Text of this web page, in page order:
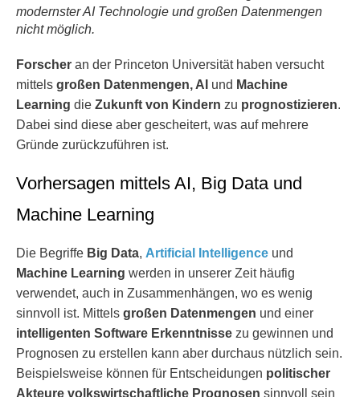
modernster AI Technologie und großen Datenmengen
nicht möglich.
Forscher an der Princeton Universität haben versucht
mittels großen Datenmengen, AI und Machine
Learning die Zukunft von Kindern zu prognostizieren.
Dabei sind diese aber gescheitert, was auf mehrere
Gründe zurückzuführen ist.
Vorhersagen mittels AI, Big Data und
Machine Learning
Die Begriffe Big Data, Artificial Intelligence und
Machine Learning werden in unserer Zeit häufig
verwendet, auch in Zusammenhängen, wo es wenig
sinnvoll ist. Mittels großen Datenmengen und einer
intelligenten Software Erkenntnisse zu gewinnen und
Prognosen zu erstellen kann aber durchaus nützlich sein.
Beispielsweise können für Entscheidungen politischer
Akteure volkswirtschaftliche Prognosen sinnvoll sein